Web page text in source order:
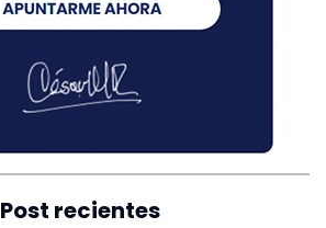
Post recientes